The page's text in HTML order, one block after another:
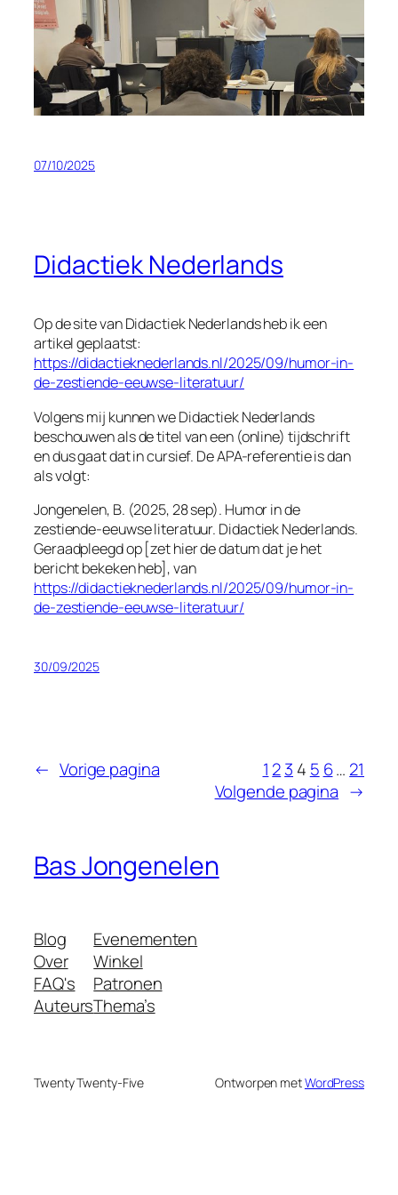
07/10/2025
Didactiek Nederlands
Op de site vanDidactiek Nederlandsheb ik een
artikel geplaatst:
https://didactieknederlands.nl/2025/09/humor-in-
de-zestiende-eeuwse-literatuur/
Volgens mij kunnen weDidactiek Nederlands
beschouwen als de titel van een (online) tijdschrift
en dus gaat dat in cursief. De APA-referentie is dan
als volgt:
Jongenelen, B. (2025, 28 sep). Humor in de
zestiende-eeuwse literatuur. Didactiek Nederlands.
Geraadpleegd op [zet hier de datum dat je het
bericht bekeken heb], van
https://didactieknederlands.nl/2025/09/humor-in-
de-zestiende-eeuwse-literatuur/
30/09/2025
← Vorige pagina 1 23 4 5 6… 21
Volgende pagina →
Bas Jongenelen
Blog
Over
FAQ's
Auteurs
Evenementen
Winkel
Patronen
Thema’s
Twenty Twenty-Five Ontworpen metWordPress